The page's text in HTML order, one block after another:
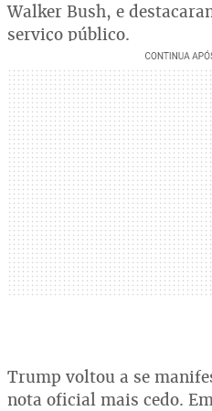
Walker Bush, e
serviço público.
Trump voltou a se
nota oficial mais cedo.